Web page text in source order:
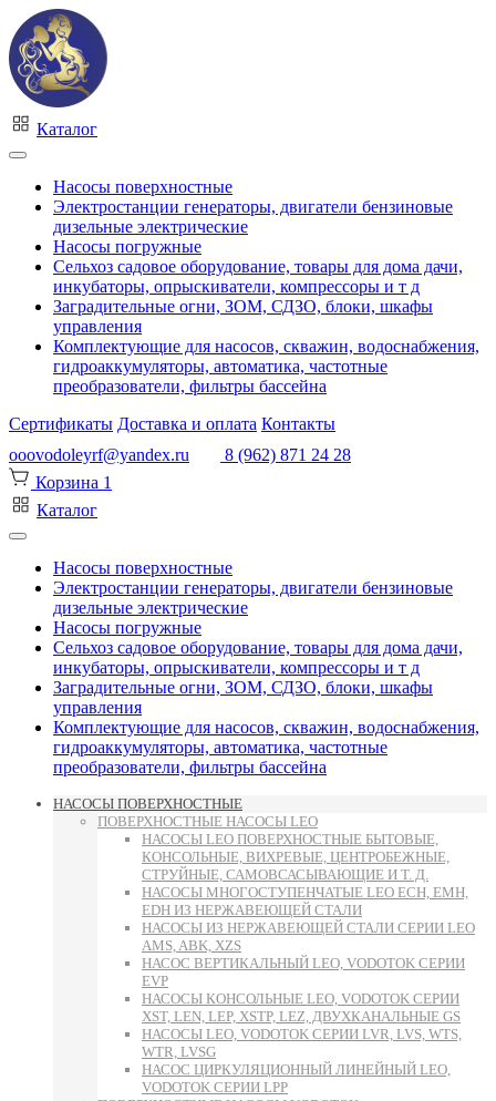
Каталог
Насосы поверхностные
Электростанции генераторы, двигатели бензиновые
дизельные электрические
Насосы погружные
Сельхоз садовое оборудование, товары для дома дачи,
инкубаторы, опрыскиватели, компрессоры и т д
Заградительные огни, ЗОМ, СДЗО, блоки, шкафы
управления
Комплектующие для насосов, скважин, водоснабжения,
гидроаккумуляторы, автоматика, частотные
преобразователи, фильтры бассейна
Сертификаты Доставка и оплата Контакты
ooovodoleyrf@yandex.ru
8 (962) 871 24 28
Корзина 1
Каталог
Насосы поверхностные
Электростанции генераторы, двигатели бензиновые
дизельные электрические
Насосы погружные
Сельхоз садовое оборудование, товары для дома дачи,
инкубаторы, опрыскиватели, компрессоры и т д
Заградительные огни, ЗОМ, СДЗО, блоки, шкафы
управления
Комплектующие для насосов, скважин, водоснабжения,
гидроаккумуляторы, автоматика, частотные
преобразователи, фильтры бассейна
НАСОСЫ ПОВЕРХНОСТНЫЕ
ПОВЕРХНОСТНЫЕ НАСОСЫ LEO
НАСОСЫ LEO ПОВЕРХНОСТНЫЕ БЫТОВЫЕ,
КОНСОЛЬНЫЕ, ВИХРЕВЫЕ, ЦЕНТРОБЕЖНЫЕ,
СТРУЙНЫЕ, САМОВСАСЫВАЮЩИЕ И Т. Д.
НАСОСЫ МНОГОСТУПЕНЧАТЫЕ LEO ECH, EMH,
EDH ИЗ НЕРЖАВЕЮЩЕЙ СТАЛИ
НАСОСЫ ИЗ НЕРЖАВЕЮЩЕЙ СТАЛИ СЕРИИ LEO
AMS, ABK, XZS
НАСОС ВЕРТИКАЛЬНЫЙ LEO, VODOTOK СЕРИИ
EVP
НАСОСЫ КОНСОЛЬНЫЕ LEO, VODOTOK СЕРИИ
XST, LEN, LEP, XSTP, LEZ, ДВУХКАНАЛЬНЫЕ GS
НАСОСЫ LEO, VODOTOK СЕРИИ LVR, LVS, WTS,
WTR, LVSG
НАСОС ЦИРКУЛЯЦИОННЫЙ ЛИНЕЙНЫЙ LEO,
VODOTOK СЕРИИ LPP